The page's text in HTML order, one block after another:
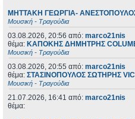
ΜΗΤΤΑΚΗ ΓΕΩΡΓΙΑ- ΑΝΕΣΤΟΠΟΥΛΟΣ
Μουσική - Τραγούδια
03.08.2026, 20:56 από: marco21nis
θέμα: ΚΑΠΟΚΗΣ ΔΗΜΗΤΡΗΣ
Μουσική - Τραγούδια
03.08.2026, 20:55 από: marco21nis
θέμα: ΣΤΑΣΙΝΟΠΟΥΛΟΣ ΣΩΤΗΡΗΣ
Μουσική - Τραγούδια
21.07.2026, 16:41 από: marco21nis
θέμα: